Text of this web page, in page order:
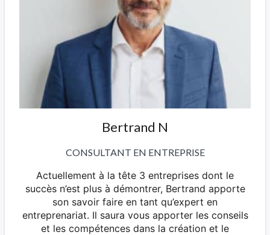
Bertrand N
CONSULTANT EN ENTREPRISE
Actuellement à la tête 3 entreprises dont le
succès n’est plus à démontrer, Bertrand apporte
son savoir faire en tant qu’expert en
entreprenariat. Il saura vous apporter les conseils
et les compétences dans la création et le